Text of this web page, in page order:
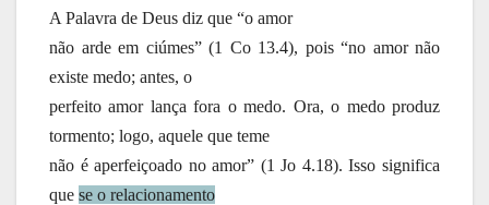
A Palavra de Deus diz que “o amor
não arde em ciúmes” (1 Co 13.4), pois “no amor não
existe medo; antes, o
perfeito amor lança fora o medo. Ora, o medo produz
tormento; logo, aquele que teme
não é aperfeiçoado no amor” (1 Jo 4.18). Isso significa
que se o relacionamento